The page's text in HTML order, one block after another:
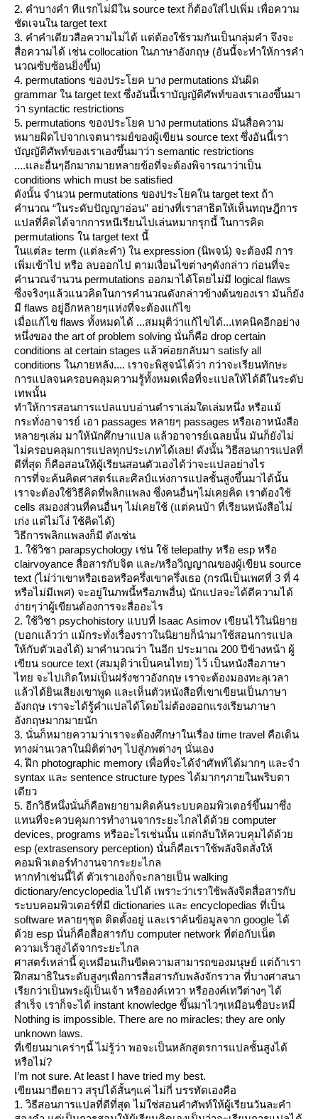
2. คำบางคำ ทีแรกไม่มีใน source text ก็ต้องใส่ไปเพิ่ม เพื่อความ
ชัดเจนใน target text
3. คำคำเดียวสือความไม่ได้ แต่ต้องใช้รวมกันเป็นกลุ่มคำ จึงจะ
สื่อความได้ เช่น collocation ในภาษาอังกฤษ (อันนี้จะทำให้การคำ
นวณซ้บซ้อนยิ่งขึ้น)
4. permutations ของประโยค บาง permutations มันผิด
grammar ใน target text ซึ่งอันนี้เราบัญญัติศัพท์ของเราเองขึ้นมา
ว่า syntactic restrictions
5. permutations ของประโยค บาง permutations มันสื่อความ
หมายผิดไปจากเจตนารมย์ของผู้เขียน source text ซึ่งอันนี้เรา
บัญญัติศัพท์ของเราเองขึ้นมาว่า semantic restrictions
....และอื่นๆอีกมากมายหลายข้อที่จะต้องพิจารณาว่าเป็น
conditions which must be satisfied
ดังนั้น จำนวน permutations ของประโยคใน target text ถ้า
คำนวณ “ในระดับปัญญาอ่อน” อย่างที่เราสาธิตให้เห็นทฤษฎีการ
ปลที่คิดได้จากการหนีเรียนไปเล่นหมากรุกนี้ ในการคิด
permutations ใน target text นี้
นแต่ละ term (แต่ละคำ) ใน expression (นิพจน์) จะต้องมี การ
เพิ่มเข้าไป หรือ ลบออกไป ตามเงื่อนไขต่างๆดังกล่าว ก่อนที่จะ
คำนวณจำนวน permutations ออกมาได้โดยไม่มี logical flaws
ซึ่งจริงๆแล้วแนวคิดในการคำนวณดังกล่าวข้างต้นของเรา มันก็ยัง
มี flaws อยู่อีกหลายๆแห่งที่จะต้องแก้ไข
เมื่อแก้ไข flaws ทั้งหมดได้ ...สมมุติว่าแก้ไขได้...เทคนิคอีกอย่าง
หนึ่งของ the art of problem solving นั่นก็คือ drop certain
conditions at certain stages แล้วค่อยกลับมา satisfy all
conditions ในภายหลัง.... เราจะพิสูจน์ได้ว่า กว่าจะเรียนทักษะ
การแปลจนครอบคลุมความรู้ทั้งหมดเพื่อที่จะแปลให้ได้ดีในระดับ
เทพนั้น
ทำให้การสอนการแปลแบบอ่านตำราเล่มใดเล่มหนึ่ง หรือแม้
กระทั่งอาจารย์ เอา passages หลายๆ passages หรือเอาหนังสือ
หลายๆเล่ม มาให้นักศึกษาแปล แล้วอาจารย์เฉลยนั้น มันก็ยังไม่
ไม่ครอบคลุมการแปลทุกประเภทได้เลย! ดังนั้น วิธีสอนการแปลที่
ดีที่สุด ก็คือสอนให้ผู้เรียนสอนตัวเองได้ว่าจะแปลอย่างไร
การที่จะค้นคิดศาสตร์และศิลป์แห่งการแปลชั้นสูงขึ้นมาได้นั้น
เราจะต้องใช้วิธีคิดที่พลิกแพลง ซึ่งคนอื่นๆไม่เคยคิด เราต้องใช้
cells สมองส่วนที่คนอื่นๆ ไม่เคยใช้ (แต่คนบ้า ที่เรียนหนังสือไม่
เก่ง แต่ไม่โง่ ใช้คิดได้)
วิธีการพลิกแพลงก็มี ดังเช่น
1. ใช้วิชา parapsychology เช่น ใช้ telepathy หรือ esp หรือ
clairvoyance สื่อสารกับจิต และ/หรือวิญญาณของผู้เขียน source
text (ไม่ว่าเขาหรือเธอหรือครึ่งเขาครึ่งเธอ (กรณีเป็นเพศที่ 3 ที่ 4
หรือไม่มีเพศ) จะอยู่ในภพนี้หรือภพอื่น) นักแปลจะได้ตีความได้
ง่ายๆว่าผู้เขียนต้องการจะสื่ออะไร
2. ใช้วิชา psychohistory แบบที่ Isaac Asimov เขียนไว้ในนิยา
(บอกแล้วว่า แม้กระทั่งเรื่องราวในนิยายก็นำมาใช้สอนการแปล
ห้กับตัวเองได้) มาคำนวณว่า ในอีก ประมาณ 200 ปีข้างหน้า ผู้
เขียน source text (สมมุติว่าเป็นคนไทย) ไว้ เป็นหนังสือภาษา
ไทย จะไปเกิดใหม่เป็นฝรั่งชาวอังกฤษ เราจะต้องมองทะลุเวลา
ล้วได้ยินเสียงเขาพูด และเห็นตัวหนังสือที่เขาเขียนเป็นภาษา
อังกฤษ เราจะได้รู้คำแปลได้โดยไม่ต้องออกแรงเรียนภาษา
อังกฤษมากมายนัก
3. นั่นก็หมายความว่าเราจะต้องศึกษาในเรื่อง time travel คือเดิน
ทางผ่านเวลาในมิติต่างๆ ไปสู่ภพต่างๆ นั่นเอง
4. ฝึก photographic memory เพื่อที่จะได้จำศัพท์ได้มากๆ และจำ
syntax และ sentence structure types ได้มากๆภายในพริบตา
เดียว
5. อีกวิธีหนึ่งนั่นก็คือพยายามคิดค้นระบบคอมพิวเตอร์ขึ้นมาซึ่ง
ทนที่จะควบคุมการทำงานจากระยะไกลได้ด้วย computer
devices, programs หรืออะไรเช่นนั้น แต่กลับให้ควบคุมได้ด้ว
esp (extrasensory perception) นั่นก็คือเราใช้พลังจิตสั่งให้
คอมพิวเตอร์ทำงานจากระยะไกล
หากทำเช่นนี้ได้ ตัวเราเองก็จะกลายเป็น walking
dictionary/encyclopedia ไปได้ เพราะว่าเราใช้พลังจิตสื่อสารกับ
ระบบคอมพิวเตอร์ที่มี dictionaries และ encyclopedias ที่เป็น
software หลายๆชุด ติดตั้งอยู่ และเราค้นข้อมูลจาก google ได้
ด้วย esp นั่นก็คือสื่อสารกับ computer network ที่ต่อกับเน็ต
ความเร็วสูงได้จากระยะไกล
ศาสตร์เหล่านี้ ดูเหมือนเกินขีดความสามารถของมนุษย์ แต่ถ้าเรา
ฝึกสมาธิในระดับสูงๆเพื่อการสื่อสารกับพลังจักรวาล ที่บางศาสนา
เรียกว่าเป็นพระผู้เป็นเจ้า หรือองค์เทวา หรือองค์เทวีต่างๆ ได้
สำเร็จ เราก็จะได้ instant knowledge ขึ้นมาไวๆเหมือนชื่อบะหมี่
Nothing is impossible. There are no miracles; they are only
unknown laws.
ที่เขียนมาเคร่าๆนี้ ไม่รู้ว่า พอจะเป็นหลักสูตรการแปลชั้นสูงได้
หรือไม่?
I’m not sure. At least I have tried my best.
เขียนมายืดยาว สรุปได้สั้นๆแค่ ไม่กี่ บรรทัดเองคือ
1. วิธีสอนการแปลที่ดีที่สุด ไม่ใช่สอนคำศัพท์ให้ผู้เรียนวันละคำ